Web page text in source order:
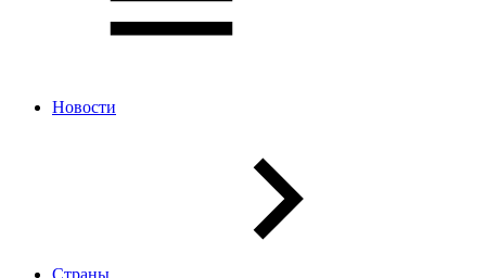
Новости
Страны